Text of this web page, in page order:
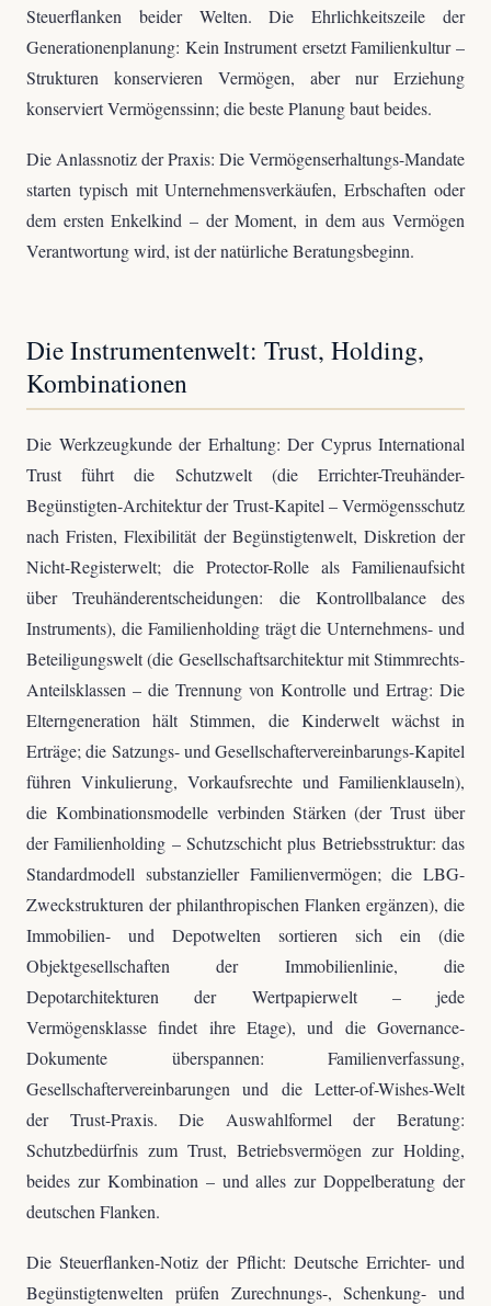
Steuerflanken beider Welten. Die Ehrlichkeitszeile der
Generationenplanung: Kein Instrument ersetzt Familienkultur –
Strukturen konservieren Vermögen, aber nur Erziehung
konserviert Vermögenssinn; die beste Planung baut beides.
Die Anlassnotiz der Praxis: Die Vermögenserhaltungs-Mandate
starten typisch mit Unternehmensverkäufen, Erbschaften oder
dem ersten Enkelkind – der Moment, in dem aus Vermögen
Verantwortung wird, ist der natürliche Beratungsbeginn.
Die Instrumentenwelt: Trust, Holding,
Kombinationen
Die Werkzeugkunde der Erhaltung: Der Cyprus International
Trust führt die Schutzwelt (die Errichter-Treuhänder-
Begünstigten-Architektur der Trust-Kapitel – Vermögensschutz
nach Fristen, Flexibilität der Begünstigtenwelt, Diskretion der
Nicht-Registerwelt; die Protector-Rolle als Familienaufsicht
über Treuhänderentscheidungen: die Kontrollbalance des
Instruments), die Familienholding trägt die Unternehmens- und
Beteiligungswelt (die Gesellschaftsarchitektur mit Stimmrechts-
Anteilsklassen – die Trennung von Kontrolle und Ertrag: Die
Elterngeneration hält Stimmen, die Kinderwelt wächst in
Erträge; die Satzungs- und Gesellschaftervereinbarungs-Kapitel
führen Vinkulierung, Vorkaufsrechte und Familienklauseln),
die Kombinationsmodelle verbinden Stärken (der Trust über
der Familienholding – Schutzschicht plus Betriebsstruktur: das
Standardmodell substanzieller Familienvermögen; die LBG-
Zweckstrukturen der philanthropischen Flanken ergänzen), die
Immobilien- und Depotwelten sortieren sich ein (die
Objektgesellschaften der Immobilienlinie, die
Depotarchitekturen der Wertpapierwelt – jede
Vermögensklasse findet ihre Etage), und die Governance-
Dokumente überspannen: Familienverfassung,
Gesellschaftervereinbarungen und die Letter-of-Wishes-Welt
der Trust-Praxis. Die Auswahlformel der Beratung:
Schutzbedürfnis zum Trust, Betriebsvermögen zur Holding,
beides zur Kombination – und alles zur Doppelberatung der
deutschen Flanken.
Die Steuerflanken-Notiz der Pflicht: Deutsche Errichter- und
Begünstigtenwelten prüfen Zurechnungs-, Schenkung- und